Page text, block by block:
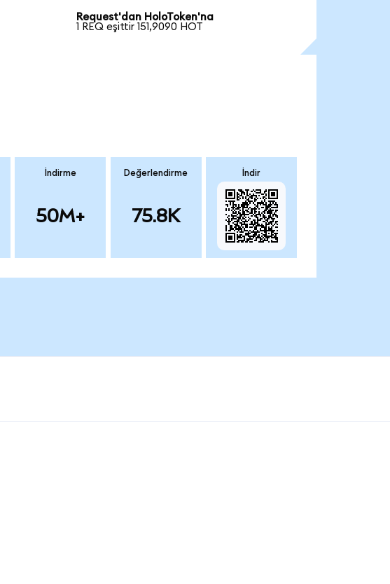
Request'dan HoloToken'na
1 REQ eşittir 151,9090 HOT
İndirme
50M+
Değerlendirme
75.8K
İndir